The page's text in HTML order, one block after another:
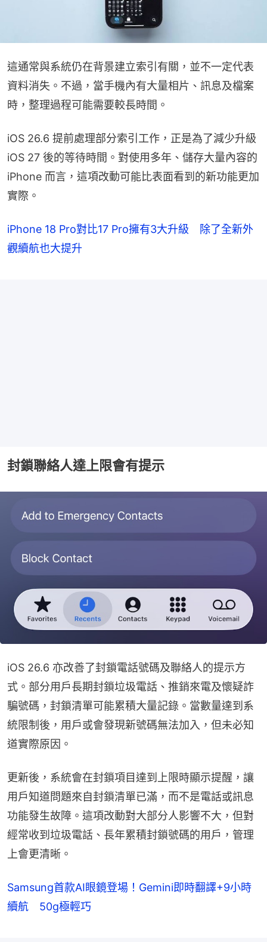
這通常與系統仍在背景建立索引有關，並不一定代表
資料消失。不過，當手機內有大量相片、訊息及檔案
時，整理過程可能需要較長時間。
iOS 26.6 提前處理部分索引工作，正是為了減少升級
iOS 27 後的等待時間。對使用多年、儲存大量內容的
iPhone 而言，這項改動可能比表面看到的新功能更加
實際。
iPhone 18 Pro對比17 Pro擁有3大升級 除了全新外
觀續航也大提升
封鎖聯絡人達上限會有提示
iOS 26.6 亦改善了封鎖電話號碼及聯絡人的提示方
式。部分用戶長期封鎖垃圾電話、推銷來電及懷疑詐
騙號碼，封鎖清單可能累積大量記錄。當數量達到系
統限制後，用戶或會發現新號碼無法加入，但未必知
道實際原因。
更新後，系統會在封鎖項目達到上限時顯示提醒，讓
用戶知道問題來自封鎖清單已滿，而不是電話或訊息
功能發生故障。這項改動對大部分人影響不大，但對
經常收到垃圾電話、長年累積封鎖號碼的用戶，管理
上會更清晰。
Samsung首款AI眼鏡登場！Gemini即時翻譯+9小時
續航 50g極輕巧